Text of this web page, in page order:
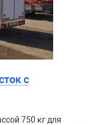
с
750 кг для